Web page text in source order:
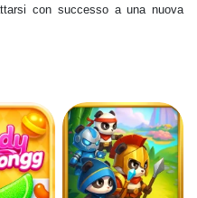
con successo a una nuova